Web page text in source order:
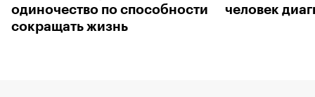
одиночество по способности
сокращать жизнь
человек